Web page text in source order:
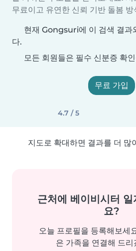
무료이고 유연한 신뢰 기반 돌봄 방
현재 Gongsuri에 이 검색 결과
다.
모든 회원들은 필수 신분증 확
무료 가입
4.7 / 5
지도로 확대하면 결과를 더 많
근처에 베이비시터
요?
오늘 프로필을 등록해보세
은 가족을 연결해 드리